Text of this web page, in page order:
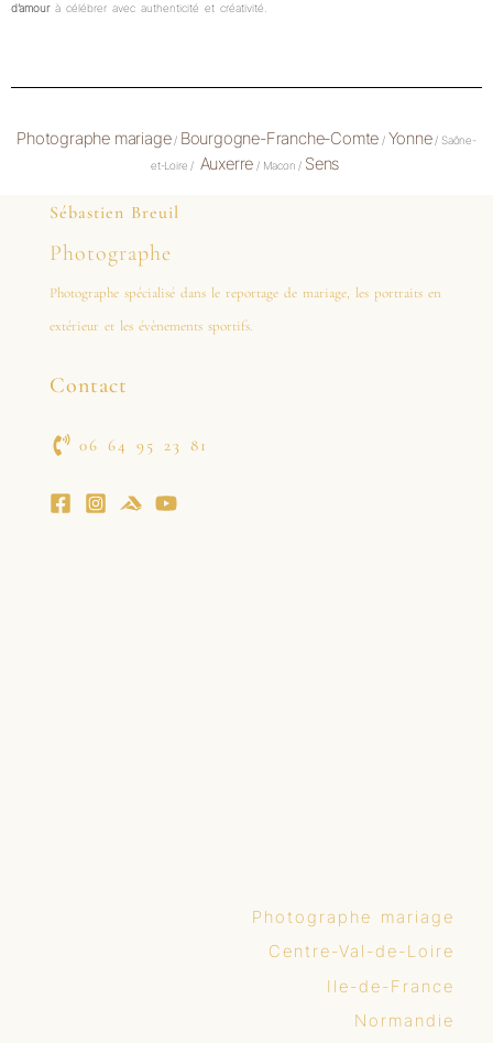
d’amourà célébrer avec authenticité et créativité.
Photographe mariage/ Bourgogne-Franche-Comte / Yonne/ Saône-
et-Loire / Auxerre / Macon / Sens
Sébastien Breuil
Photographe
Photographe spécialisé dans le reportage de mariage, les portraits en
extérieur et les évènements sportifs.
Contact
06 64 95 23 81
Photographe mariage
Centre-Val-de-Loire
Ile-de-France
Normandie